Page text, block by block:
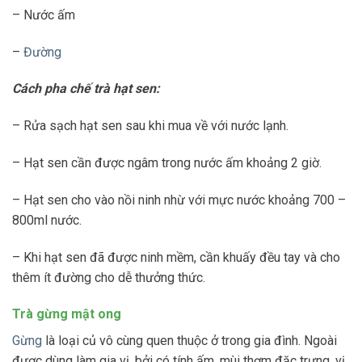
– Nước ấm
– Đường
Cách pha chế trà hạt sen:
– Rửa sạch hạt sen sau khi mua về với nước lạnh.
– Hạt sen cần được ngâm trong nước ấm khoảng 2 giờ.
– Hạt sen cho vào nồi ninh nhừ với mực nước khoảng 700 –
800ml nước.
– Khi hạt sen đã được ninh mềm, cần khuấy đều tay và cho
thêm ít đường cho dễ thưởng thức.
Trà gừng mật ong
Gừng là loại củ vô cùng quen thuộc ở trong gia đình. Ngoài